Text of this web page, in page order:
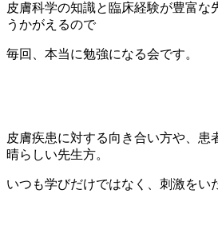
皮膚科学の知識と臨床経験が豊富な
うかがえるので
毎回、本当に勉強になる会です。
皮膚疾患に対する向き合い方や、患
晴らしい先生方。
いつも学びだけではなく、刺激をい